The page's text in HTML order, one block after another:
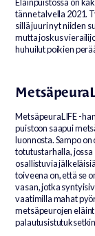
tänne talvella 2021.
sillä juuri nyt niiden
mutta joskus
huhuilut poikien
MetsäpeuraLIFE -
puistoon saapui
luonnosta. Sampo
totutustarhalla,
osallistuvia
toiveena on, että se
vasan, jotka
vaatimilla mahat
metsäpeurojen